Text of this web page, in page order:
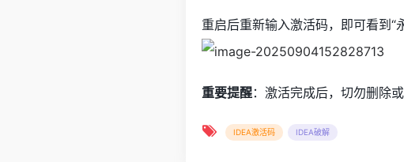
重启后重新输入激活码，即可看到“
重要提醒：激活完成后，切勿删除
IDEA激活码 IDEA破解